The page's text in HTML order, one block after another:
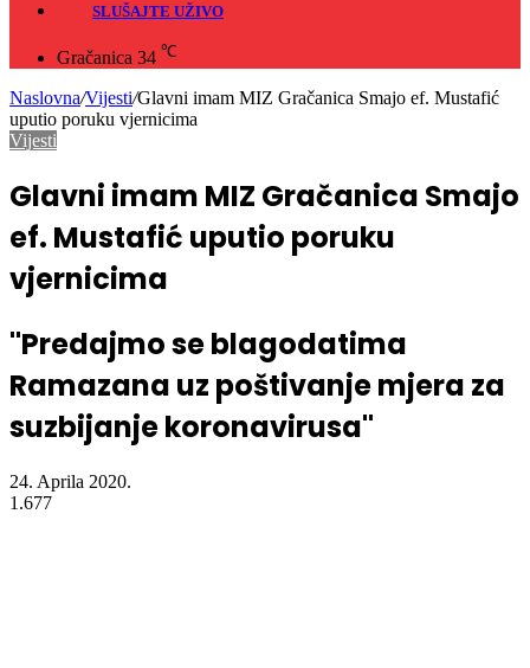
SLUŠAJTE UŽIVO
Gračanica 34 ℃
Naslovna/Vijesti/Glavni imam MIZ Gračanica Smajo ef. Mustafić
uputio poruku vjernicima
Vijesti
Glavni imam MIZ Gračanica Smajo
ef. Mustafić uputio poruku
vjernicima
"Predajmo se blagodatima
Ramazana uz poštivanje mjera za
suzbijanje koronavirusa"
24. Aprila 2020.
1.677